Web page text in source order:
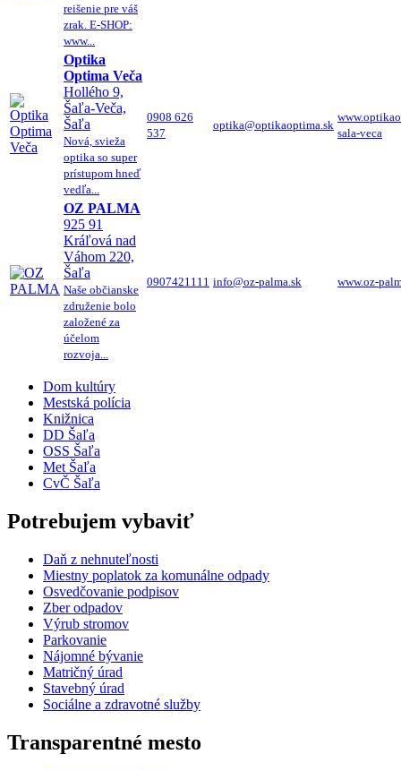
reišenie pre váš
zrak. E-SHOP:
www...
Optika
Optima Veča
Hollého 9,
Šaľa-Veča,
Šaľa
Nová, svieža
optika so super
prístupom hneď
vedľa...
0908 626
537
optika@optikaoptima.sk
sala-veca
OZ PALMA
925 91
Kráľová nad
Váhom 220,
Šaľa
Naše občianske
združenie bolo
založené za
účelom
rozvoja...
0907421111 info@oz-palma.sk www.oz-
Dom kultúry
Mestská polícia
Knižnica
DD Šaľa
OSS Šaľa
Met Šaľa
CvČ Šaľa
Potrebujem vybaviť
Daň z nehnuteľnosti
Miestny poplatok za komunálne odpady
Osvedčovanie podpisov
Zber odpadov
Výrub stromov
Parkovanie
Nájomné bývanie
Matričný úrad
Stavebný úrad
Sociálne a zdravotné služby
Transparentné mesto